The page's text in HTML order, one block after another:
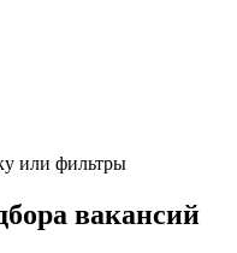
или фильтры
вакансий